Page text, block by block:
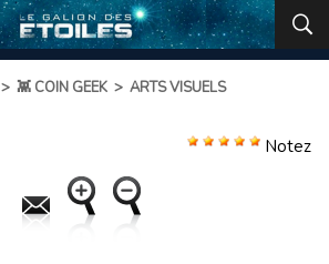
> 👾 COIN GEEK > ARTS VISUELS
Notez